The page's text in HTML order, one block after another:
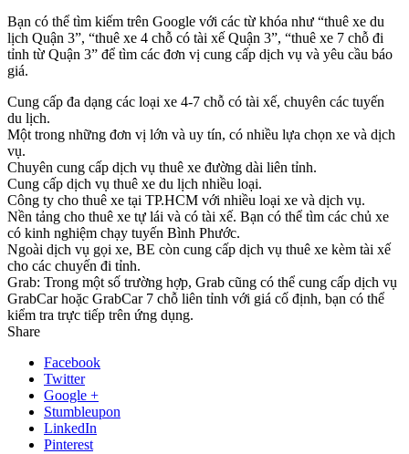
Bạn có thể tìm kiếm trên Google với các từ khóa như “thuê xe du
lịch Quận 3”, “thuê xe 4 chỗ có tài xế Quận 3”, “thuê xe 7 chỗ đi
tỉnh từ Quận 3” để tìm các đơn vị cung cấp dịch vụ và yêu cầu báo
giá.
Cung cấp đa dạng các loại xe 4-7 chỗ có tài xế, chuyên các tuyến
du lịch.
Một trong những đơn vị lớn và uy tín, có nhiều lựa chọn xe và dịch
vụ.
Chuyên cung cấp dịch vụ thuê xe đường dài liên tỉnh.
Cung cấp dịch vụ thuê xe du lịch nhiều loại.
Công ty cho thuê xe tại TP.HCM với nhiều loại xe và dịch vụ.
Nền tảng cho thuê xe tự lái và có tài xế. Bạn có thể tìm các chủ xe
có kinh nghiệm chạy tuyến Bình Phước.
Ngoài dịch vụ gọi xe, BE còn cung cấp dịch vụ thuê xe kèm tài xế
cho các chuyến đi tỉnh.
Grab: Trong một số trường hợp, Grab cũng có thể cung cấp dịch vụ
GrabCar hoặc GrabCar 7 chỗ liên tỉnh với giá cố định, bạn có thể
kiểm tra trực tiếp trên ứng dụng.
Share
Facebook
Twitter
Google +
Stumbleupon
LinkedIn
Pinterest